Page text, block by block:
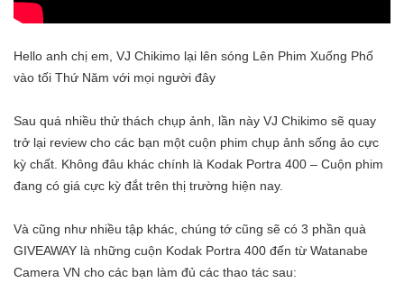
Hello anh chị em, VJ Chikimo lại lên sóng Lên Phim Xuống Phố
vào tối Thứ Năm với mọi người đây
Sau quá nhiều thử thách chụp ảnh, lần này VJ Chikimo sẽ quay
trở lại review cho các bạn một cuộn phim chụp ảnh sống ảo cực
kỳ chất. Không đâu khác chính là Kodak Portra 400 – Cuộn phim
đang có giá cực kỳ đắt trên thị trường hiện nay.
Và cũng như nhiều tập khác, chúng tớ cũng sẽ có 3 phần quà
GIVEAWAY là những cuộn Kodak Portra 400 đến từ Watanabe
Camera VN cho các bạn làm đủ các thao tác sau: